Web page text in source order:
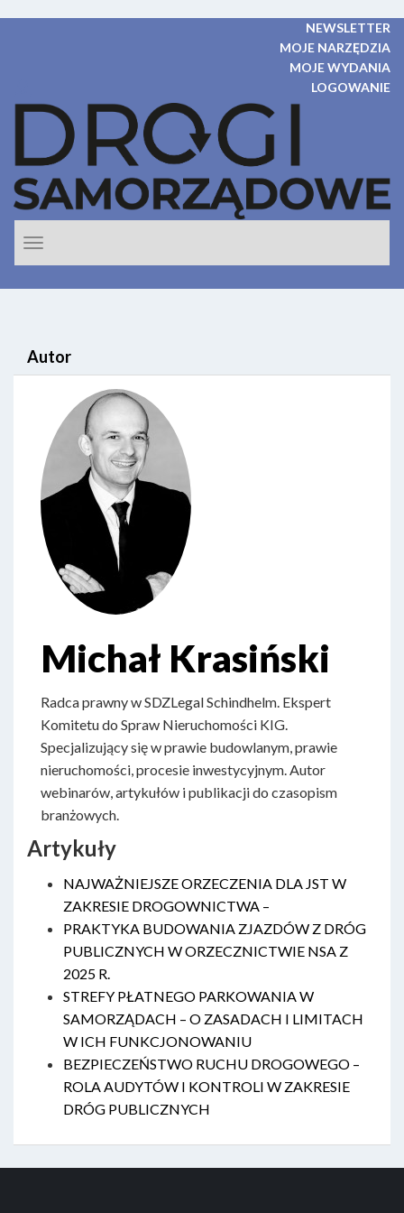
NEWSLETTER
MOJE NARZĘDZIA
MOJE WYDANIA
LOGOWANIE
nawigacje
Autor
Michał Krasiński
Radca prawny w SDZLegal Schindhelm. Ekspert
Komitetu do Spraw Nieruchomości KIG.
Specjalizujący się w prawie budowlanym, prawie
nieruchomości, procesie inwestycyjnym. Autor
webinarów, artykułów i publikacji do czasopism
branżowych.
Artykuły
NAJWAŻNIEJSZE ORZECZENIA DLA JST W
ZAKRESIE DROGOWNICTWA –
PRAKTYKA BUDOWANIA ZJAZDÓW Z DRÓG
PUBLICZNYCH W ORZECZNICTWIE NSA Z
2025 R.
STREFY PŁATNEGO PARKOWANIA W
SAMORZĄDACH – O ZASADACH I LIMITACH
W ICH FUNKCJONOWANIU
BEZPIECZEŃSTWO RUCHU DROGOWEGO –
ROLA AUDYTÓW I KONTROLI W ZAKRESIE
DRÓG PUBLICZNYCH